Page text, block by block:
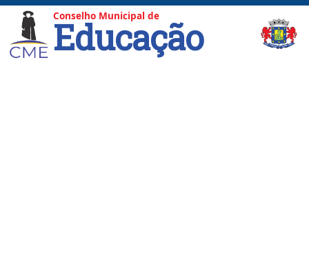
Conselho Municipal de
Educação